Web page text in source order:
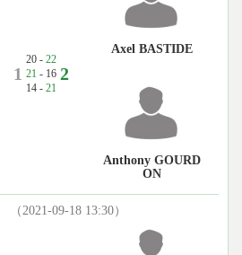
1
20 - 22
21 - 16
14 - 21
2
Axel BASTIDE
Anthony GOURD
ON
（2021-09-18 13:30）